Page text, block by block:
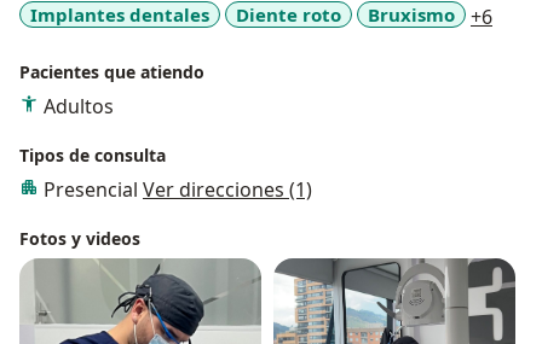
Implantes dentales
Diente roto Bruxismo +6
Pacientes que atiendo
Adultos
Tipos de consulta
Presencial Ver direcciones (1)
Fotos y videos